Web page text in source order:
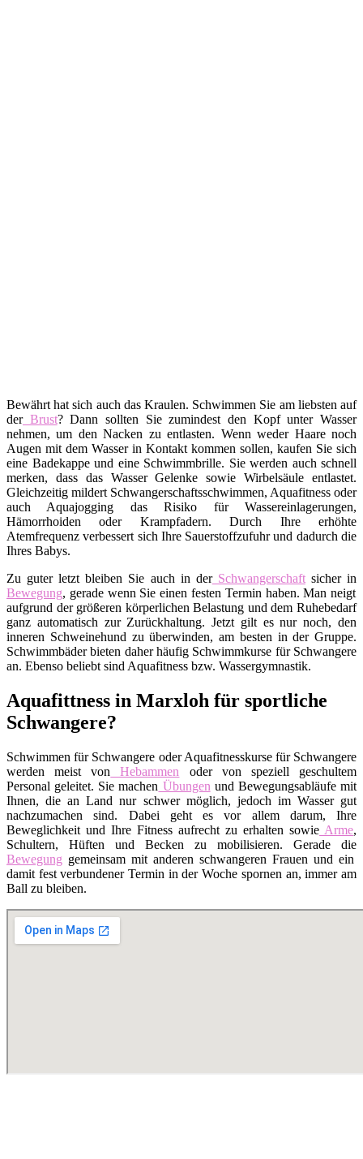
Bewährt hat sich auch das Kraulen. Schwimmen Sie am liebsten auf
derBrust? Dann sollten Sie zumindest den Kopf unter Wasser
nehmen, um den Nacken zu entlasten. Wenn weder Haare noch
Augen mit dem Wasser in Kontakt kommen sollen, kaufen Sie sich
eine Badekappe und eine Schwimmbrille. Sie werden auch schnell
merken, dass das Wasser Gelenke sowie Wirbelsäule entlastet.
Gleichzeitig mildert Schwangerschaftsschwimmen, Aquafitness oder
auch Aquajogging das Risiko für Wassereinlagerungen,
Hämorrhoiden oder Krampfadern. Durch Ihre erhöhte
Atemfrequenz verbessert sich Ihre Sauerstoffzufuhr und dadurch die
Ihres Babys.
Zu guter letzt bleiben Sie auch in derSchwangerschaftsicher in
Bewegung, gerade wenn Sie einen festen Termin haben. Man neigt
aufgrund der größeren körperlichen Belastung und dem Ruhebedarf
ganz automatisch zur Zurückhaltung. Jetzt gilt es nur noch, den
inneren Schweinehund zu überwinden, am besten in der Gruppe.
Schwimmbäder bieten daher häufig Schwimmkurse für Schwangere
an. Ebenso beliebt sind Aquafitness bzw. Wassergymnastik.
Aquafittness in Marxloh für sportliche
Schwangere?
Schwimmen für Schwangere oder Aquafitnesskurse für Schwangere
werden meist von Hebammen oder von speziell geschultem
Personal geleitet. Sie machen Übungen und Bewegungsabläufe mit
Ihnen, die an Land nur schwer möglich, jedoch im Wasser gut
nachzumachen sind. Dabei geht es vor allem darum, Ihre
Beweglichkeit und Ihre Fitness aufrecht zu erhalten sowie Arme,
Schultern, Hüften und Becken zu mobilisieren. Gerade die
Bewegung gemeinsam mit anderen schwangeren Frauen und ein
damit fest verbundener Termin in der Woche spornen an, immer am
Ball zu bleiben.